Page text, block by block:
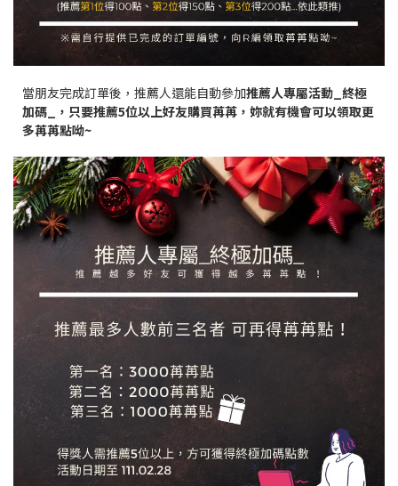
當朋友完成訂單後，推薦人還能自動參加推薦人專屬活動_終極
加碼_，只要推薦5位以上好友購買苒苒，妳就有機會可以領取更
多苒苒點呦~